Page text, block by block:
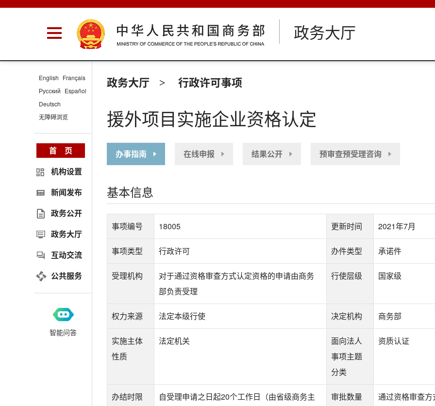
政务大厅
政务大厅 > 行政许可事项
援外项目实施企业资格认定
办事指南 在线申报 结果公开 预审查预受理咨询
基本信息
事项编号 18005 更新时间 2021年7月
事项类型 行政许可 办件类型 承诺件
受理机构
对于通过资格审查方式认定资格的申请由商务
部负责受理
行使层级 国家级
权力来源 法定本级行使 决定机构 商务部
实施主体
性质
法定机关
面向法人
事项主题
分类
资质认证
办结时限
自受理申请之日起20个工作日（由省级商务主
审批数量 通过资格审查方
English Français
Русский Español
Deutsch
无障碍浏览
首 页
机构设置
新闻发布
政务公开
政务大厅
互动交流
公共服务
智能问答